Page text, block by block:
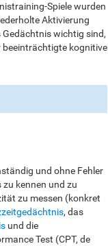
Spiele wurden
Aktivierung
wichtig sind,
beeinträchtigte kognitive
und ohne Fehler
kennen und zu
zu messen (konkret
, das
und die
Test (CPT, de